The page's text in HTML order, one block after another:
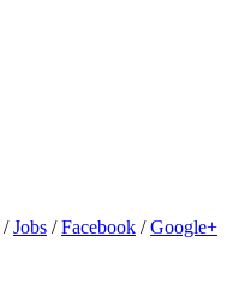
/Jobs /Facebook /Google+